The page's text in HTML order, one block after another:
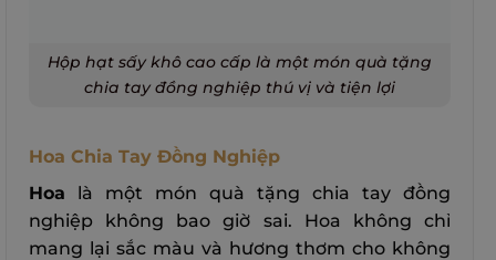
Hộp hạt sấy khô cao cấp là một món quà tặng
chia tay đồng nghiệp thú vị và tiện lợi
Hoa Chia Tay Đồng Nghiệp
Hoa là một món quà tặng chia tay đồng
nghiệp không bao giờ sai. Hoa không chỉ
mang lại sắc màu và hương thơm cho không